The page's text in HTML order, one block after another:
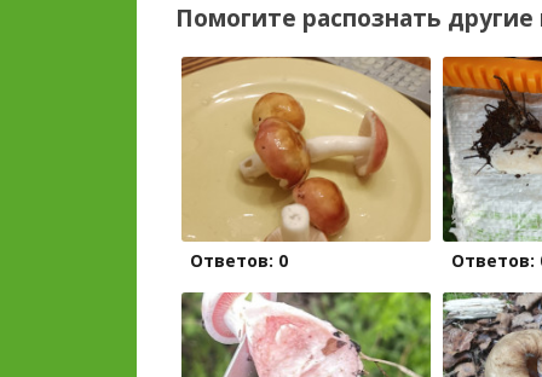
Помогите распознать другие
Ответов: 0 Ответов: